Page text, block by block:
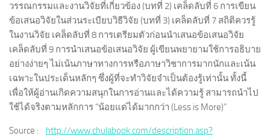
วรรณกรรมและงานวิจัยที่เกี่ยวข้อง (บทที่ 2) เคล็ดลับที่ 6 การเขียน
ข้อเสนอวิจัยในส่วนระเบียบวิธีวิจัย (บทที่ 3) เคล็ดลับที่ 7 สถิติควรรู้
ในงานวิจัย เคล็ดลับที่ 8 การเตรียมตัวก่อนนำเสนอข้อเสนอวิจัย
เคล็ดลับที่ 9 การนำเสนอข้อเสนอวิจัย ผู้เขียนพยายามใช้การอธิบาย
อย่างง่ายๆ ไม่เน้นภาษาทางการหรือภาษาวิชาการมากนักและเน้น
เฉพาะในประเด็นหลักๆ ซึ่งผู้ที่จะทำวิจัยจำเป็นต้องรู้เท่านั้น ทั้งนี้
เพื่อให้ผู้อ่านเกิดความสนุกในการอ่านและได้ความรู้ สามารถนำไป
ใช้ได้จริงตามหลักการ “น้อยแต่ได้มากกว่า (Less is More)”
Source : http://www.chulabook.com/description.asp?